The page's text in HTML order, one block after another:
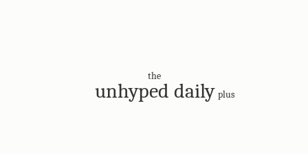
the
unhyped daily plus